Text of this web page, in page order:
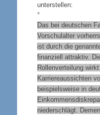
unterstellen:
°
Das bei deutschen
Vorschulalter
ist durch die
finanziell attraktiv.
Rollenverteilung
Karriereaussichten
beispielsweise in
niederschlägt.